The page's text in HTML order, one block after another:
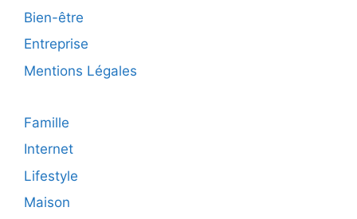
Bien-être
Entreprise
Mentions Légales
Famille
Internet
Lifestyle
Maison